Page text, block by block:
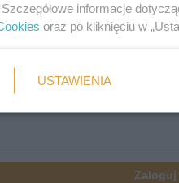
informacje
oraz po kliknięciu w
USTAWIENIA